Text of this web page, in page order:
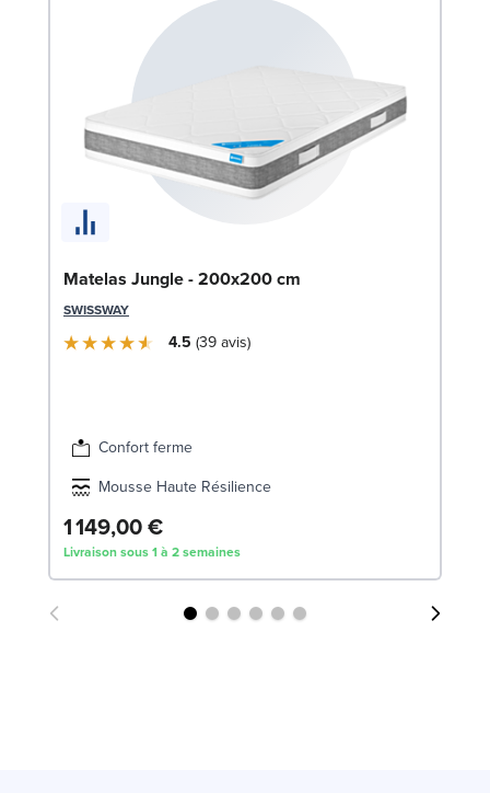
Matelas Jungle - 200x200 cm
SWISSWAY
4.5 39avis
Confort ferme
Mousse Haute Résilience
1 149,00 €
Livraison sous 1 à 2 semaines